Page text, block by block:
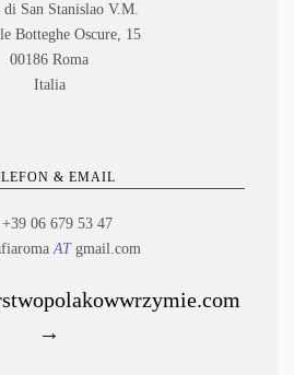
di San Stanislao V.M.
Botteghe Oscure, 15
00186 Roma
Italia
& EMAIL
+39 06 679 53 47
AT gmail.com
→